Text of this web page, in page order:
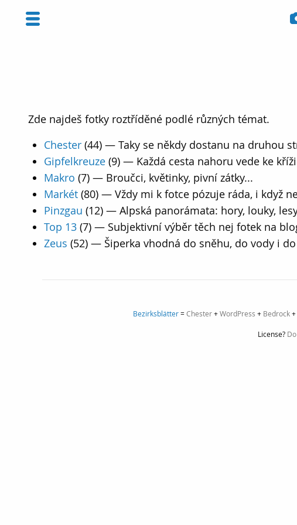
Zde najdeš fotky roztříděné podlé různých témat.
Chester (44) — Taky se někdy dostanu na druhou
Gipfelkreuze (9) — Každá cesta nahoru vede ke
Makro (7) — Broučci, květinky, pivní zátky...
Markét (80) — Vždy mi k fotce pózuje ráda, i když
Pinzgau (12) — Alpská panorámata: hory, louky,
Top 13 (7) — Subjektivní výběr těch nej fotek na
Zeus (52) — Šiperka vhodná do sněhu, do vody i
Bezirksblätter=Chester+WordPress + Bedrock+
License?